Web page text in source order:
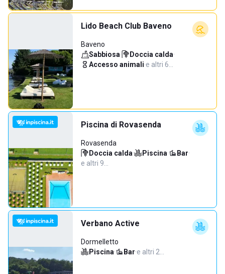
Lido Beach Club Baveno
Baveno
Sabbiosa· Doccia calda·
Accesso animali·e altri 6…
Piscina di Rovasenda
Rovasenda
Doccia calda· Piscina· Bar·
e altri 9…
Verbano Active
Dormelletto
Piscina· Bar·e altri 2…